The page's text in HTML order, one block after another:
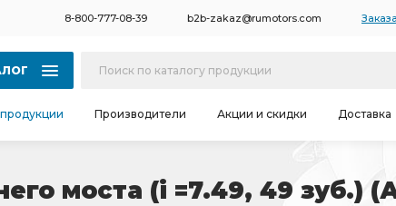
8-800-777-08-39 b2b-zakaz@rumotors.com
Производители Акции и скидки Доставка
моста (i =7.49, 49 зуб.)